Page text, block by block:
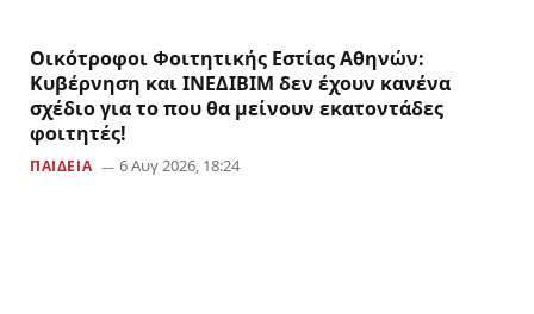
Οικότροφοι Φοιτητικής Εστίας Αθηνών:
Κυβέρνηση και ΙΝΕΔΙΒΙΜ δεν έχουν κανένα
σχέδιο για το που θα μείνουν εκατοντάδες
φοιτητές!
ΠΑΙΔΕΙΑ 6 Αυγ 2026, 18:24